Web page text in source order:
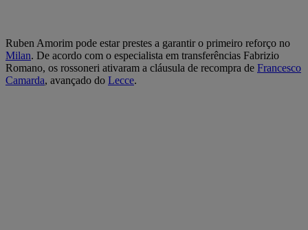
Ruben Amorim pode estar prestes a garantir o primeiro reforço no
Milan. De acordo com o especialista em transferências Fabrizio
Romano, os rossoneri ativaram a cláusula de recompra de Francesco
Camarda, avançado do Lecce.